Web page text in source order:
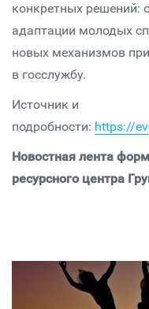
конкретных решений:
адаптации молодых
новых механизмов
в госслужбу.
Источник и
подробности: https://
Новостная лента
ресурсного центра